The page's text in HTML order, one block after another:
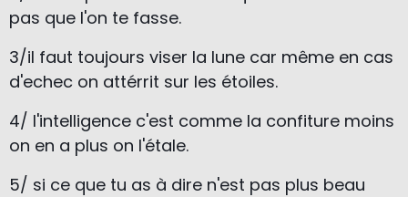
pas que l'on te fasse.
3/il faut toujours viser la lune car même en cas
d'echec on attérrit sur les étoiles.
4/ l'intelligence c'est comme la confiture moins
on en a plus on l'étale.
5/ si ce que tu as à dire n'est pas plus beau